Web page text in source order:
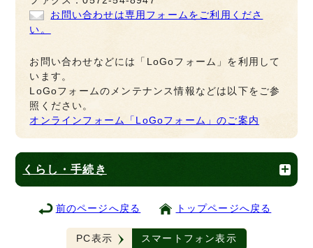
お問い合わせは専用フォームをご利用くださ
い。
お問い合わせなどには「LoGoフォーム」を利用して
います。
LoGoフォームのメンテナンス情報などは以下をご参
照ください。
オンラインフォーム「LoGoフォーム」のご案内
くらし・手続き
前のページへ戻る トップページへ戻る
PC表示 スマートフォン表示